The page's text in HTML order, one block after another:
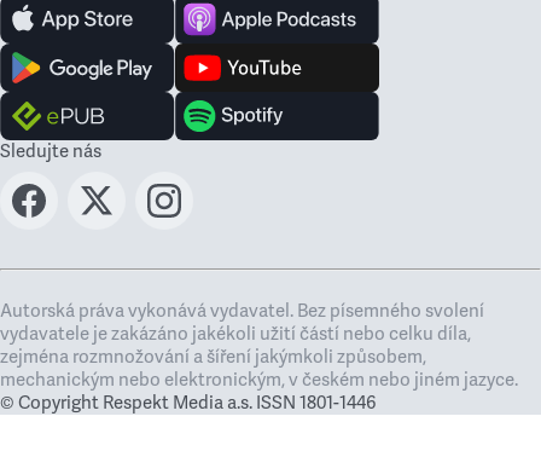
Sledujte nás
Autorská práva vykonává vydavatel. Bez písemného svolení
vydavatele je zakázáno jakékoli užití částí nebo celku díla,
zejména rozmnožování a šíření jakýmkoli způsobem,
mechanickým nebo elektronickým, v českém nebo jiném jazyce.
© Copyright Respekt Media a.s. ISSN 1801-1446